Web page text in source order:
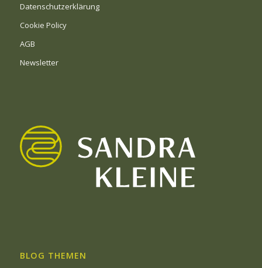
Datenschutzerklärung
Cookie Policy
AGB
Newsletter
BLOG THEMEN